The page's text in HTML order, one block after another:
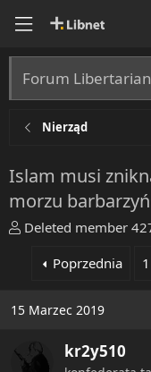
Forum
Nierząd
Islam musi
morzu
T
a
d
t
Deleted member
Poprzednia
1
15 Marzec 2019
kr2y510